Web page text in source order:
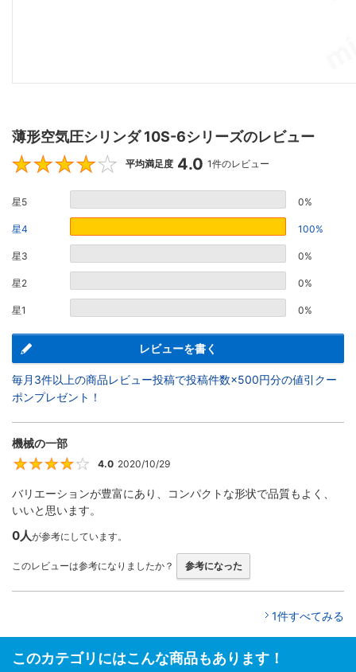
薄形空気圧シリンダ 10S-6シリーズのレビュー
4
平均満足度 4.0 1件のレビュー
星5 0%
星4 100%
星3 0%
星2 0%
星1 0%
レビューを書く
毎月3件以上の商品レビュー投稿で投稿件数×500円分の値引クー
ポンプレゼント！
機械の一部
4
4.0 2020/10/29
バリエーションが豊富にあり、コンパクトな形状で品質もよく、
いいと思います。
0人が参考にしています。
このレビューは参考になりましたか？ 参考になった
1件すべてみる
このカテゴリにはこんな商品もあります！